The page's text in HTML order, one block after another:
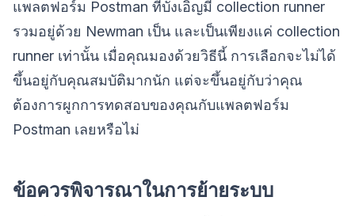
แพลตฟอร์ม Postman ที่บังเอิญมี collection runner
รวมอยู่ด้วย Newman เป็น และเป็นเพียงแค่ collection
runner เท่านั้น เมื่อคุณมองด้วยวิธีนี้ การเลือกจะไม่ได้
ขึ้นอยู่กับคุณสมบัติมากนัก แต่จะขึ้นอยู่กับว่าคุณ
ต้องการผูกการทดสอบของคุณกับแพลตฟอร์ม
Postman เลยหรือไม่
ข้อควรพิจารณาในการย้ายระบบ